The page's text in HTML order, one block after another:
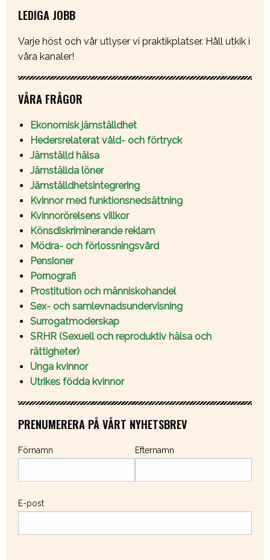
LEDIGA JOBB
Varje höst och vår utlyser vi praktikplatser. Håll utkik i
våra kanaler!
VÅRA FRÅGOR
Ekonomisk jämställdhet
Hedersrelaterat våld- och förtryck
Jämställd hälsa
Jämställda löner
Jämställdhetsintegrering
Kvinnor med funktionsnedsättning
Kvinnorörelsens villkor
Könsdiskriminerande reklam
Mödra- och förlossningsvård
Pensioner
Pornografi
Prostitution och människohandel
Sex- och samlevnadsundervisning
Surrogatmoderskap
SRHR (Sexuell och reproduktiv hälsa och
rättigheter)
Unga kvinnor
Utrikes födda kvinnor
PRENUMERERA PÅ VÅRT NYHETSBREV
Förnamn Efternamn
E-post